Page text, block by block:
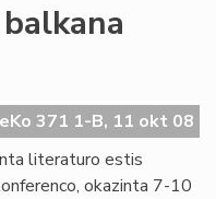
371 1-B, 11 okt 08
literaturo estis
okazinta 7-10